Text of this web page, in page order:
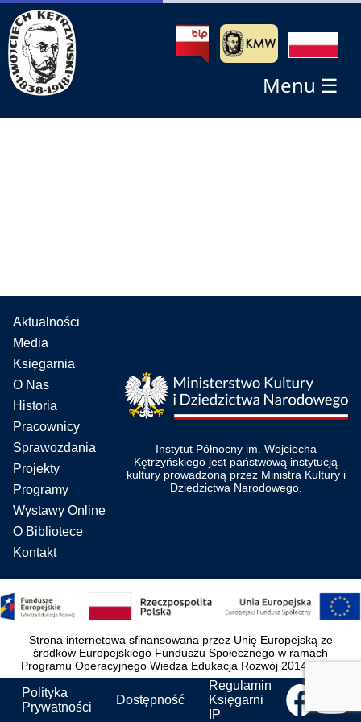
Menu ☰
Aktualności
Media
Księgarnia
O Nas
Historia
Pracownicy
Sprawozdania
Projekty
Programy
Wystawy Online
O Bibliotece
Kontakt
Instytut Północny im. Wojciecha
Kętrzyńskiego jest państwową instytucją
kultury prowadzoną przez Ministra Kultury i
Dziedzictwa Narodowego.
Strona internetowa sfinansowana przez Unię Europejską ze
środków Europejskiego Funduszu Społecznego w ramach
Programu Operacyjnego Wiedza Edukacja Rozwój 2014-2020.
Polityka
Prywatności
Dostępność
Regulamin
Księgarni
IP